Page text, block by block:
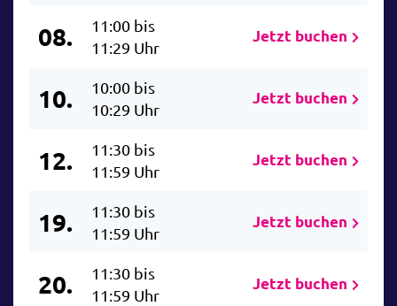
08.
11:00 bis
11:29 Uhr
Jetzt buchen
10.
10:00 bis
10:29 Uhr
Jetzt buchen
12.
11:30 bis
11:59 Uhr
Jetzt buchen
19.
11:30 bis
11:59 Uhr
Jetzt buchen
20.
11:30 bis
11:59 Uhr
Jetzt buchen